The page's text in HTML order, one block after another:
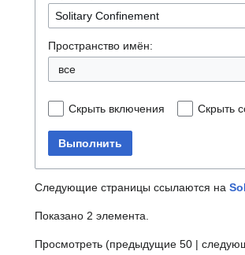
Пространство имён:
все
Скрыть включения Скрыть
Выполнить
Следующие страницы ссылаются на
Показано 2 элемента.
Просмотреть (предыдущие 50 |